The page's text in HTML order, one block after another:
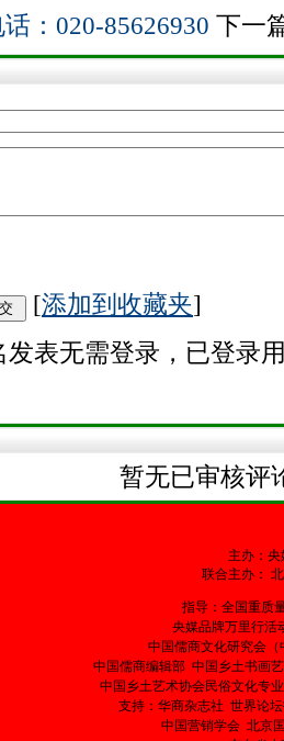
话：020-85626930 下一
[添加到收藏夹]
表无需登录，已登录
暂无已审核评
主办：
联合主办：
指导：全国重质
央媒品牌万里行活
中国儒商文化研究会
中国儒商编辑部 中国乡土书画
中国乡土艺术协会民俗文化专
支持：华商杂志社 世界论
中国营销学会 北京